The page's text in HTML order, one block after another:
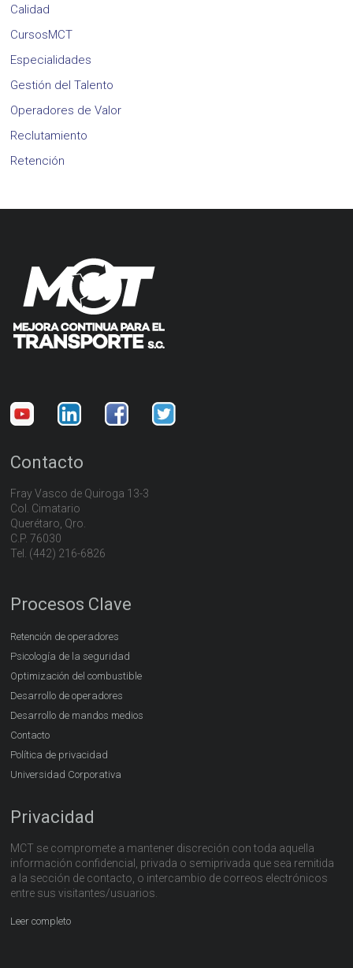
Calidad
CursosMCT
Especialidades
Gestión del Talento
Operadores de Valor
Reclutamiento
Retención
Contacto
Fray Vasco de Quiroga 13-3
Col. Cimatario
Querétaro, Qro.
C.P. 76030
Tel. (442) 216-6826
Procesos Clave
Retención de operadores
Psicología de la seguridad
Optimización del combustible
Desarrollo de operadores
Desarrollo de mandos medios
Contacto
Política de privacidad
Universidad Corporativa
Privacidad
MCT se compromete a mantener discreción con toda aquella
información confidencial, privada o semiprivada que sea remitida
a la sección de contacto, o intercambio de correos electrónicos
entre sus visitantes/usuarios.
Leer completo